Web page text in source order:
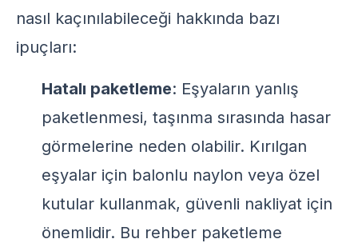
nasıl kaçınılabileceği hakkında bazı
ipuçları:
Hatalı paketleme: Eşyaların yanlış
paketlenmesi, taşınma sırasında hasar
görmelerine neden olabilir. Kırılgan
eşyalar için balonlu naylon veya özel
kutular kullanmak, güvenli nakliyat için
önemlidir. Bu rehber paketleme